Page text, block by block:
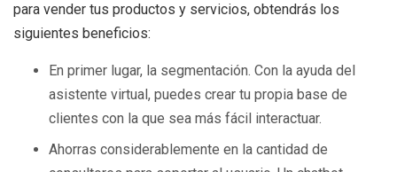
para vender tus productos y servicios, obtendrás los
siguientes beneficios:
En primer lugar, la segmentación. Con la ayuda del
asistente virtual, puedes crear tu propia base de
clientes con la que sea más fácil interactuar.
Ahorras considerablemente en la cantidad de